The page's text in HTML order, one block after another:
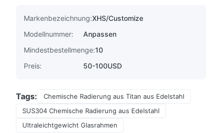
Markenbezeichnung:XHS/Customize
Modellnummer:
Anpassen
Mindestbestellmenge:10
Preis:
50-100USD
Tags:
Chemische Radierung aus Titan aus Edelstahl
SUS304 Chemische Radierung aus Edelstahl
Ultraleichtgewicht Glasrahmen